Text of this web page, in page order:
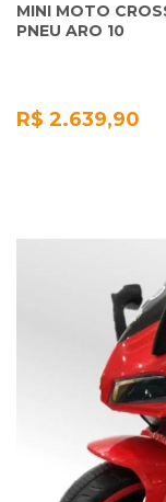
MINI MOTO
PNEU ARO 10
R$ 2.639,90